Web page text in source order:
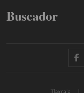
Buscador
Tlaxcala